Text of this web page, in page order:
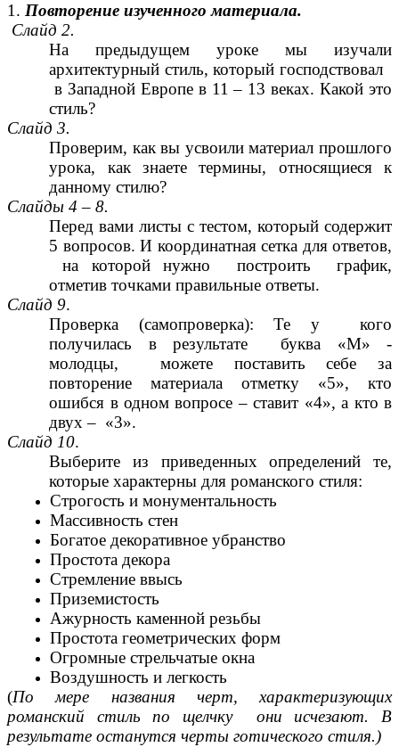
1. Повторение изученного материала.
Слайд 2.
На предыдущем уроке мы изучали
архитектурный стиль, который господствовал
в Западной Европе в 11 – 13 веках. Какой это
стиль?
Слайд 3.
Проверим, как вы усвоили материал прошлого
урока, как знаете термины, относящиеся к
данному стилю?
Слайды 4 – 8.
Перед вами листы с тестом, который содержит
5 вопросов. И координатная сетка для ответов,
на которой нужно построить график,
отметив точками правильные ответы.
Слайд 9.
Проверка (самопроверка): Те у кого
получилась в результате буква «М» -
молодцы, можете поставить себе за
повторение материала отметку «5», кто
ошибся в одном вопросе – ставит «4», а кто в
двух – «3».
Слайд 10.
Выберите из приведенных определений те,
которые характерны для романского стиля:
Строгость и монументальность
Массивность стен
Богатое декоративное убранство
Простота декора
Стремление ввысь
Приземистость
Ажурность каменной резьбы
Простота геометрических форм
Огромные стрельчатые окна
Воздушность и легкость
(По мере названия черт, характеризующих
романский стиль по щелчку они исчезают. В
результате останутся черты готического стиля.)